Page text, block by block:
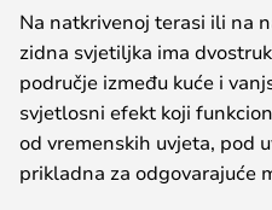
Na natkrivenoj terasi ili na
zidna svjetiljka ima
područje između kuće i
svjetlosni efekt koji
od vremenskih uvjeta, pod
prikladna za odgovarajuće